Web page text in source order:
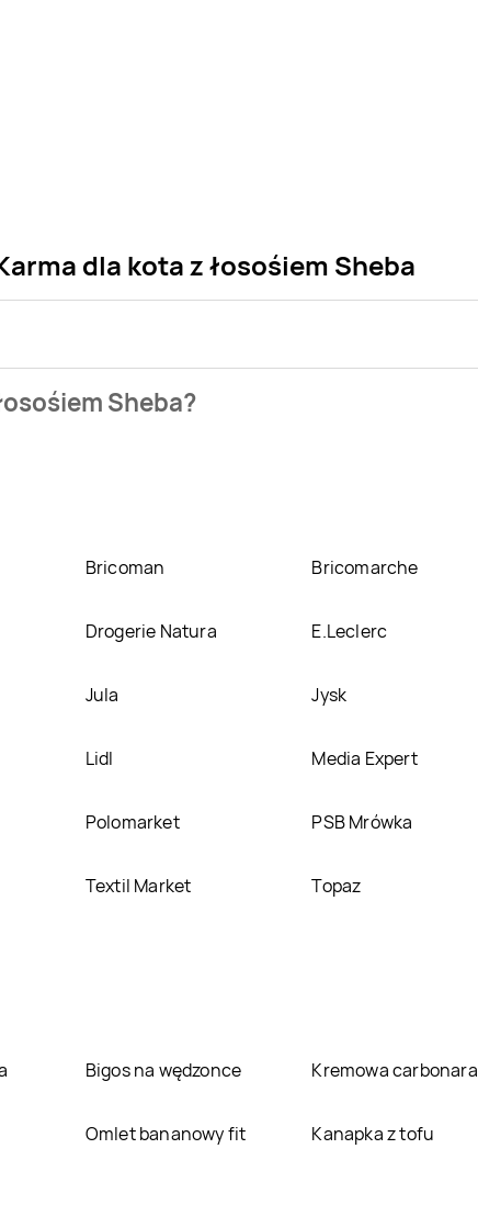
dla kota z łosośiem Sheba
aktualnie .Zobacz ofertę
Sheba?
Bricoman Bricomarche
Drogerie Natura E.Leclerc
Jula Jysk
Lidl Media Expert
Polomarket PSB Mrówka
Textil Market Topaz
Bigos na wędzonce Kremowa carbonara
Omlet bananowy fit Kanapka z tofu